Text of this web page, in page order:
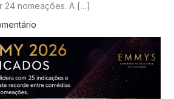
24 nomeações. A […]